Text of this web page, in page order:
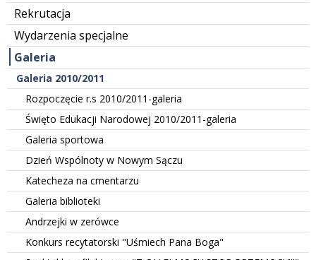
Rekrutacja
Wydarzenia specjalne
Galeria
Galeria 2010/2011
Rozpoczęcie r.s 2010/2011-galeria
Święto Edukacji Narodowej 2010/2011-galeria
Galeria sportowa
Dzień Wspólnoty w Nowym Sączu
Katecheza na cmentarzu
Galeria biblioteki
Andrzejki w zerówce
Konkurs recytatorski "Uśmiech Pana Boga"